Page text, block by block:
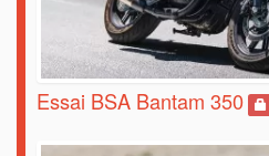
Essai BSA Bantam 350